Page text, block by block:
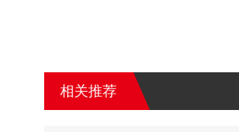
相关推荐